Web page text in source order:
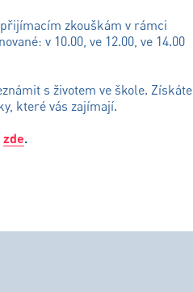
zkouškám v rámci
v 10.00, ve 12.00, ve 14.00
s životem ve škole. Získáte
které vás zajímají.
zde.